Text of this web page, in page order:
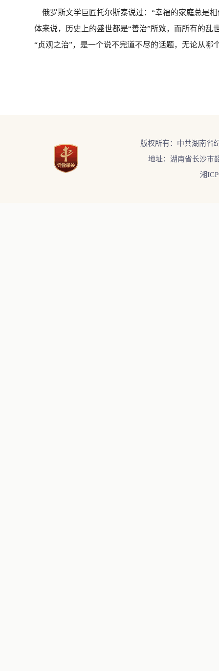
俄罗斯文学巨匠托尔斯泰说过：“幸福的家庭总是
体来说，历史上的盛世都是“善治”所致，而所有的
“贞观之治”，是一个说不完道不尽的话题，无论从
版权所有：中共湖南省
地址：湖南省长沙市
湘